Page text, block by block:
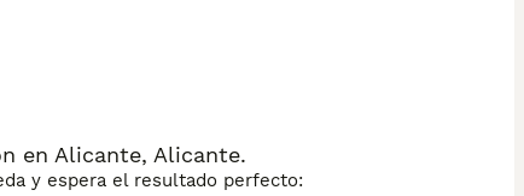
en Alicante, Alicante.
y espera el resultado perfecto: